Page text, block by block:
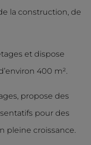
la construction, de
et dispose
400 m².
propose des
pour des
pleine croissance.